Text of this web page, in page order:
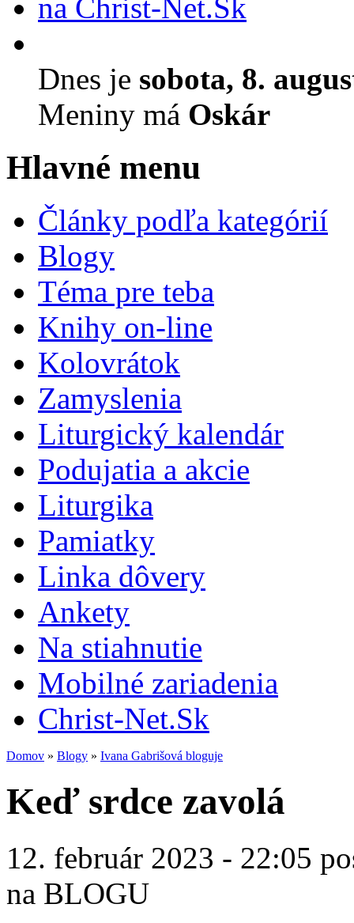
Dnes je sobota, 8.
Meniny má Oskár
Hlavné menu
Články podľa kategórií
Blogy
Téma pre teba
Knihy on-line
Kolovrátok
Zamyslenia
Liturgický kalendár
Podujatia a akcie
Liturgika
Pamiatky
Linka dôvery
Ankety
Na stiahnutie
Mobilné zariadenia
Christ-Net.Sk
Domov » Blogy » Ivana Gabrišová bloguje
Keď srdce zavolá
12. február 2023 - 22:05
na BLOGU